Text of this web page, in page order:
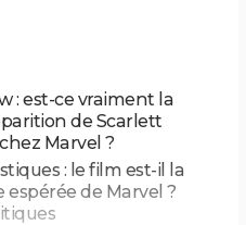
: est-ce vraiment la
de Scarlett
Marvel ?
: le film est-il la
espérée de Marvel ?